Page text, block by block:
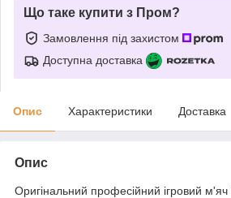
Що таке купити з Пром?
Замовлення під захистом
Доступна доставка
Опис Характеристики Доставка
Опис
Оригінальний професійний ігровий